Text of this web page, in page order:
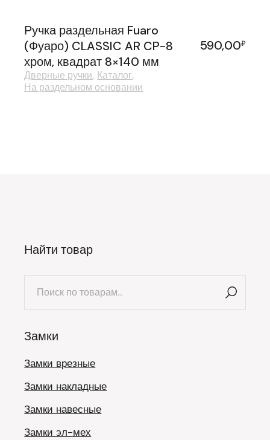
Ручка раздельная Fuaro
(Фуаро) CLASSIC AR CP-8
хром, квадрат 8×140 мм
590,00₽
Дверные ручки Каталог
На раздельном основании
Найти товар
Замки
Замки врезные
Замки накладные
Замки навесные
Замки эл-мех